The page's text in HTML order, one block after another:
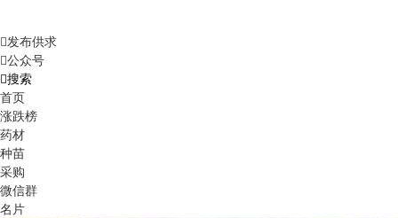
发布供求
公众号
搜索
首页
涨跌榜
药材
种苗
采购
微信群
名片